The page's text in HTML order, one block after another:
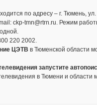
по адресу – г. Тюмень,
ckp-tmn@rtrn.ru. Режим
220 2002.
ЦЭТВ в Тюменской области
запустите
в Тюмени и области